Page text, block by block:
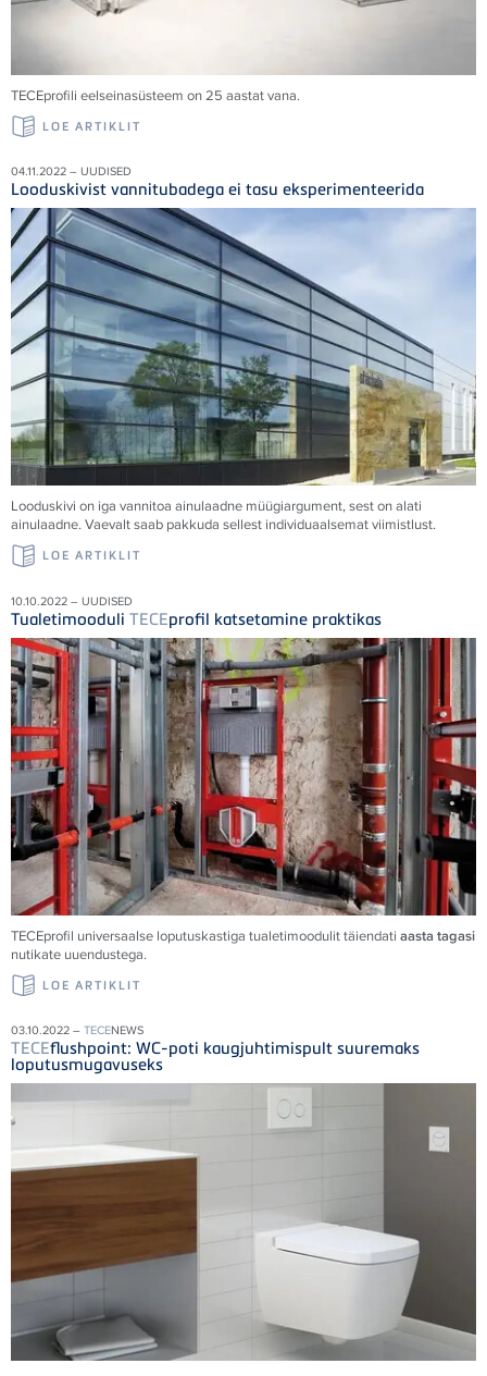
TECEprofili eelseinasüsteem on 25 aastat vana.
LOE ARTIKLIT
04.11.2022 – UUDISED
Looduskivist vannitubadega ei tasu eksperimenteerida
Looduskivi on iga vannitoa ainulaadne müügiargument, sest on alati
ainulaadne. Vaevalt saab pakkuda sellest individuaalsemat viimistlust.
LOE ARTIKLIT
10.10.2022 – UUDISED
Tualetimooduli TECEprofil katsetamine praktikas
TECEprofil universaalse loputuskastiga tualetimoodulit täiendati aasta tagasi
nutikate uuendustega.
LOE ARTIKLIT
03.10.2022 – TECENEWS
TECEflushpoint: WC-poti kaugjuhtimispult suuremaks
loputusmugavuseks